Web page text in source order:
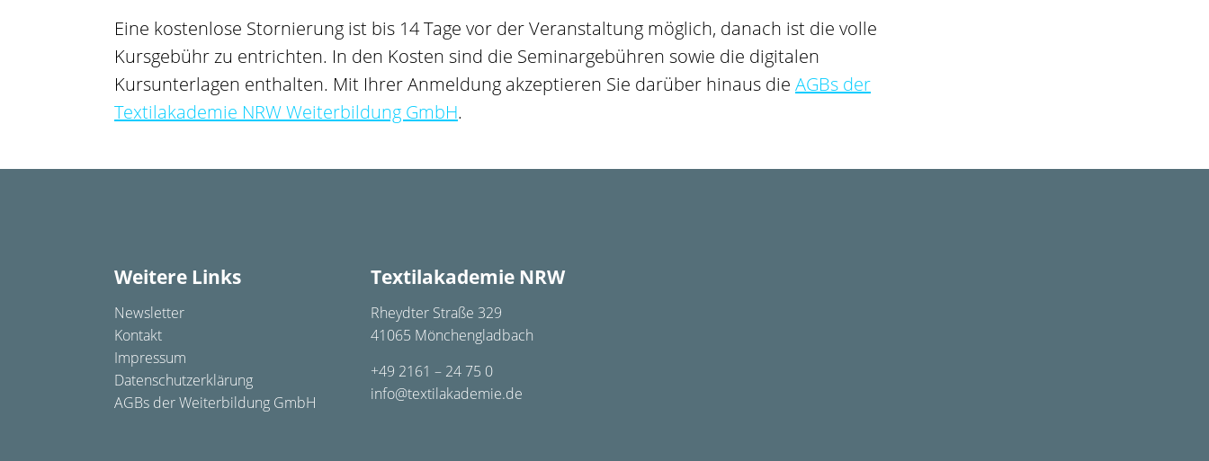
Eine kostenlose Stornierung ist bis 14 Tage vor der Veranstaltung möglich, danach ist die volle
Kursgebühr zu entrichten. In den Kosten sind die Seminargebühren sowie die digitalen
Kursunterlagen enthalten. Mit Ihrer Anmeldung akzeptieren Sie darüber hinaus die AGBs der
Textilakademie NRW Weiterbildung GmbH.
Weitere Links
Newsletter
Kontakt
Impressum
Datenschutzerklärung
AGBs der Weiterbildung GmbH
Textilakademie NRW
Rheydter Straße 329
41065 Mönchengladbach
+49 2161 – 24 75 0
info@textilakademie.de